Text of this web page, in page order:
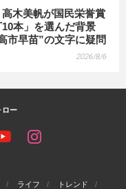
木美帆が国民栄誉賞
本」を選んだ背景
市早苗”の文字に疑問
2026/8/6
ロー
ライフ
トレンド